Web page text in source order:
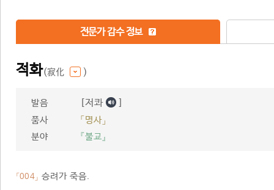
전문가 감수 정보
적화(寂化 )
발음 [저콰 ]
품사
「명사」
분야
『불교』
「004」 승려가 죽음.